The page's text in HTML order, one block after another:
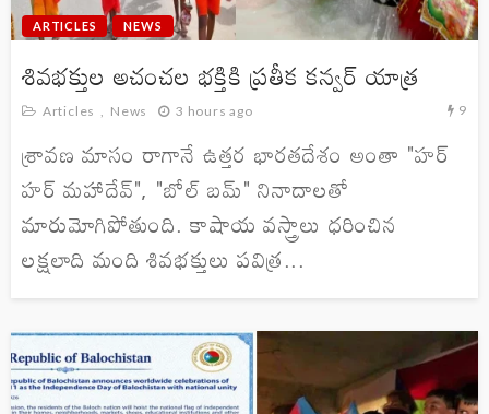
ARTICLES NEWS
శివభక్తుల అచంచల భక్తికి ప్రతీక కన్వర్ యాత్ర
Articles News 3 hours ago 9
శ్రావణ మాసం రాగానే ఉత్తర భారతదేశం అంతా "హర్
హర్ మహాదేవ్", "బోల్ బమ్" నినాదాలతో
మారుమోగిపోతుంది. కాషాయ వస్త్రాలు ధరించిన
లక్షలాది మంది శివభక్తులు పవిత్ర...